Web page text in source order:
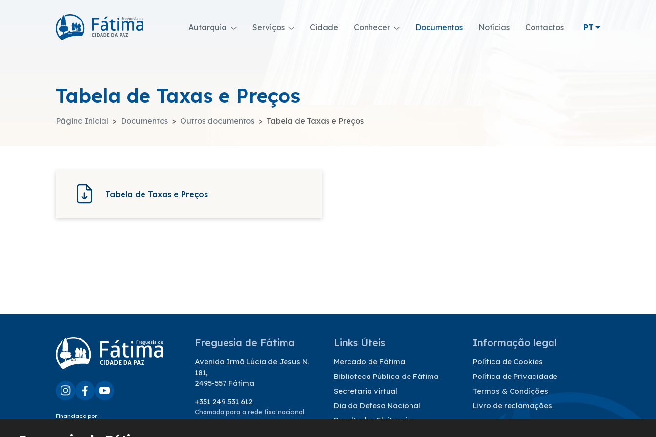
Autarquia Serviços Cidade Conhecer Documentos Notícias Contactos PT
Tabela de Taxas e Preços
Página Inicial Documentos Outros documentos Tabela de Taxas e Preços
Tabela de Taxas e Preços
Financiado por:
Freguesia de Fátima
Avenida Irmã Lúcia de Jesus N.
181,
2495-557 Fátima
+351 249 531 612
Chamada para a rede fixa nacional
Links Úteis
Mercado de Fátima
Biblioteca Pública de Fátima
Secretaria virtual
Dia da Defesa Nacional
Resultados Eleitorais
Informação legal
Política de Cookies
Política de Privacidade
Termos & Condições
Livro de reclamações